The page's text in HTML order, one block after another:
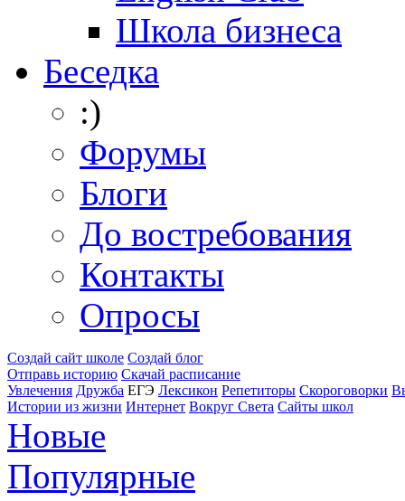
Школа бизнеса
Беседка
:)
Форумы
Блоги
До востребования
Контакты
Опросы
Создай сайт школе Создай блог
Отправь историю Скачай расписание
Увлечения Дружба ЕГЭ Лексикон Репетиторы Скороговорки
Истории из жизни Интернет Вокруг Света Сайты школ
Новые
Популярные